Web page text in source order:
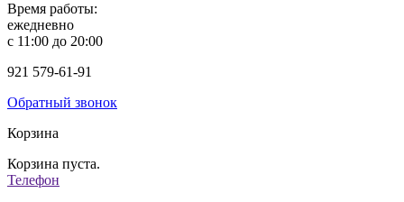
Время работы:
ежедневно
с 11:00 до 20:00
921 579-61-91
Обратный звонок
Корзина
Корзина пуста.
Телефон